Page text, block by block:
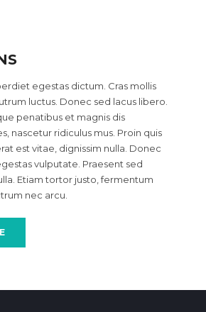
egestas dictum. Cras mollis
luctus. Donec sed lacus libero.
penatibus et magnis dis
nascetur ridiculus mus. Proin quis
est vitae, dignissim nulla. Donec
vulputate. Praesent sed
Etiam tortor justo, fermentum
nec arcu.